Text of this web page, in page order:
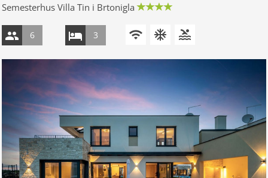
Semesterhus Villa Tin i Brtonigla
6 3